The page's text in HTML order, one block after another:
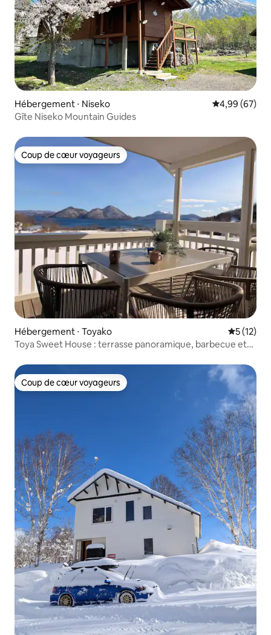
Hébergement ⋅ Niseko Évaluation
4,99 (67)
Gîte Niseko Mountain Guides
Coup de cœur voyageurs
Coup de cœur voyageurs
Hébergement ⋅ Toyako
5 (12)
Toya Sweet House : terrasse panoramique, barbecue et
Coup de cœur voyageurs
Coup de cœur voyageurs